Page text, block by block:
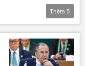
Thế giới
Thêm 5